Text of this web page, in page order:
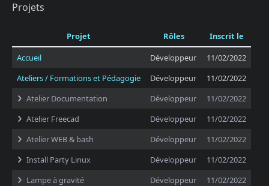
Projets
Projet Rôles
Inscrit le
Accueil
Développeur
11/02/2022
Ateliers / Formations et Pédagogie
Développeur
11/02/2022
Atelier Documentation
Développeur
11/02/2022
Atelier Freecad
Développeur
11/02/2022
Atelier WEB & bash
Développeur
11/02/2022
Install Party Linux
Développeur
11/02/2022
Lampe à gravité
Développeur
11/02/2022